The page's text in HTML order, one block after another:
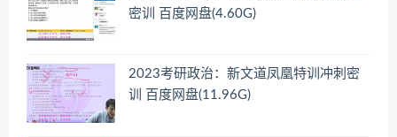
密训 百度网盘(4.60G)
2023考研政治：新文道凤凰特训冲刺密
训 百度网盘(11.96G)